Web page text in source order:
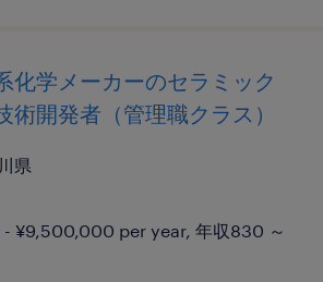
化学メーカーのセラミック
術開発者（管理職クラス）
県
¥9,500,000 per year, 年収830 ～